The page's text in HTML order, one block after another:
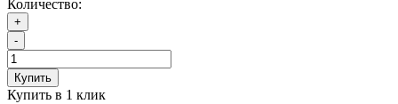
Количество:
+
-
Купить
Купить в 1 клик